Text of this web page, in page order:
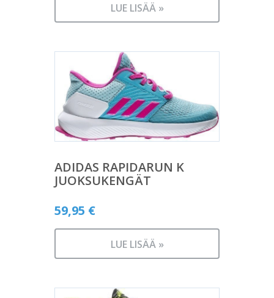
LUE LISÄÄ »
ADIDAS RAPIDARUN K
JUOKSUKENGÄT
59,95 €
LUE LISÄÄ »